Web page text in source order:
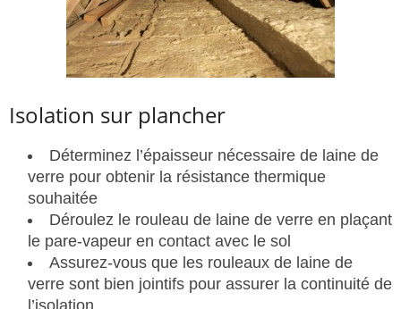
Isolation sur plancher
Déterminez l’épaisseur nécessaire de laine de
verre pour obtenir la résistance thermique
souhaitée
Déroulez le rouleau de laine de verre en plaçant
le pare-vapeur en contact avec le sol
Assurez-vous que les rouleaux de laine de
verre sont bien jointifs pour assurer la continuité de
l’isolation.